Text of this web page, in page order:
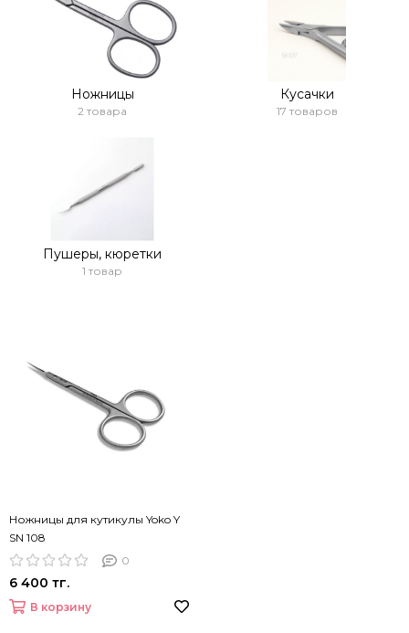
Ножницы
2 товара
Кусачки
17 товаров
Пушеры, кюретки
1 товар
Ножницы для кутикулы Yoko Y
SN 108
0
6 400 тг.
В корзину